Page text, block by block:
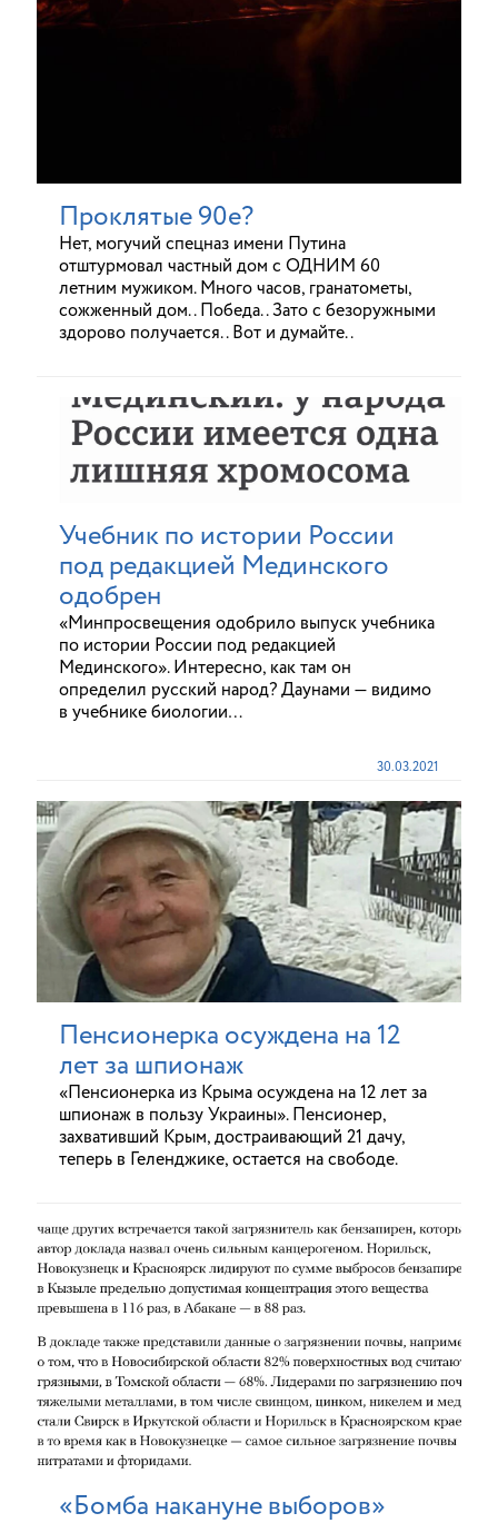
Проклятые 90е?
Нет, могучий спецназ имени Путина
отштурмовал частный дом с ОДНИМ 60
летним мужиком. Много часов, гранатометы,
сожженный дом.. Победа.. Зато с безоружными
здорово получается.. Вот и думайте..
Учебник по истории России
под редакцией Мединского
одобрен
«Минпросвещения одобрило выпуск учебника
по истории России под редакцией
Мединского». Интересно, как там он
определил русский народ? Даунами — видимо
в учебнике биологии…
30.03.2021
Пенсионерка осуждена на 12
лет за шпионаж
«Пенсионерка из Крыма осуждена на 12 лет за
шпионаж в пользу Украины». Пенсионер,
захвативший Крым, достраивающий 21 дачу,
теперь в Геленджике, остается на свободе.
«Бомба накануне выборов»